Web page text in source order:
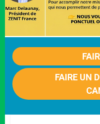
FAIRE UN